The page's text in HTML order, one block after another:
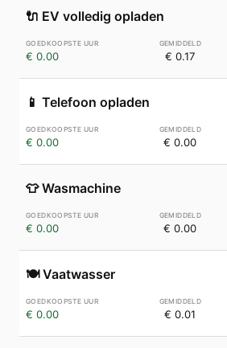
🔌 EV volledig opladen
€ 0.00 € 0.17
📱 Telefoon opladen
€ 0.00 € 0.00
👕 Wasmachine
€ 0.00 € 0.00
🍽️ Vaatwasser
€ 0.00 € 0.01